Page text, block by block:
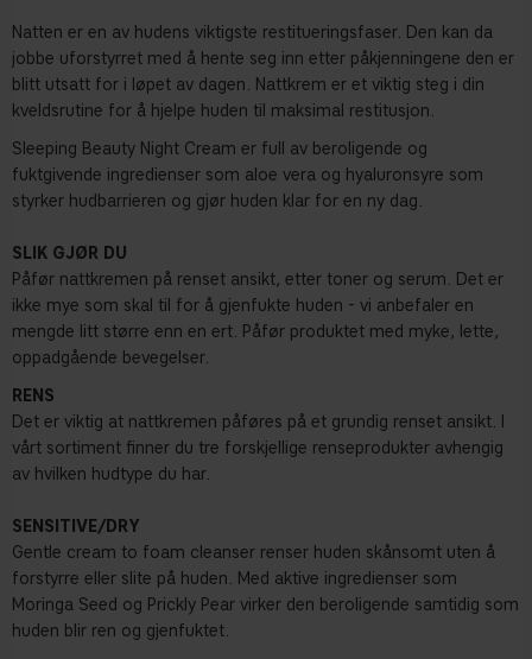
Natten er en av hudens viktigste restitueringsfaser. Den kan da
jobbe uforstyrret med å hente seg inn etter påkjenningene den er
blitt utsatt for i løpet av dagen. Nattkrem er et viktig steg i din
kveldsrutine for å hjelpe huden til maksimal restitusjon.
Sleeping Beauty Night Cream er full av beroligende og
fuktgivende ingredienser som aloe vera og hyaluronsyre som
styrker hudbarrieren og gjør huden klar for en ny dag.
SLIK GJØR DU
Påfør nattkremen på renset ansikt, etter toner og serum. Det er
ikke mye som skal til for å gjenfukte huden - vi anbefaler en
mengde litt større enn en ert. Påfør produktet med myke, lette,
oppadgående bevegelser.
RENS
Det er viktig at nattkremen påføres på et grundig renset ansikt. I
vårt sortiment finner du tre forskjellige renseprodukter avhengig
av hvilken hudtype du har.
SENSITIVE/DRY
Gentle cream to foam cleanser renser huden skånsomt uten å
forstyrre eller slite på huden. Med aktive ingredienser som
Moringa Seed og Prickly Pear virker den beroligende samtidig som
huden blir ren og gjenfuktet.